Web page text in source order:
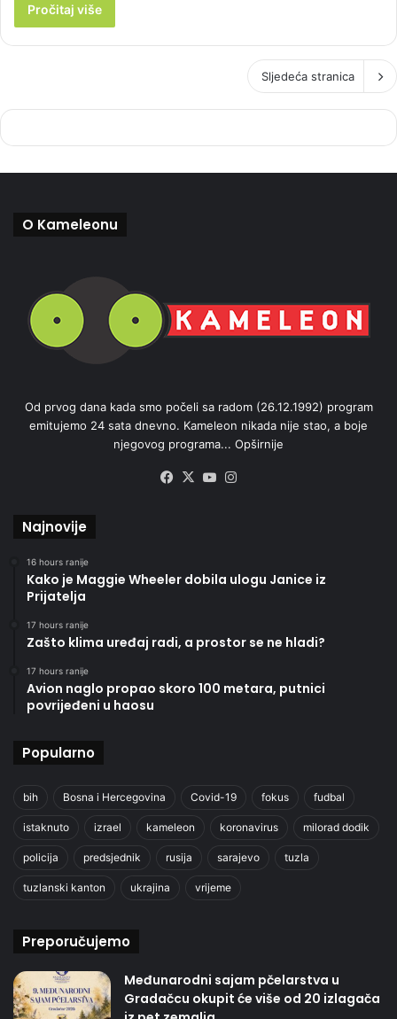
Pročitaj više
Sljedeća stranica
O Kameleonu
Od prvog dana kada smo počeli sa radom (26.12.1992) program
emitujemo 24 sata dnevno. Kameleon nikada nije stao, a boje
njegovog programa... Opširnije
Facebook
X YouTube
Najnovije
16 hours ranije
Kako je Maggie Wheeler dobila ulogu Janice iz
Prijatelja
17 hours ranije
Zašto klima uređaj radi, a prostor se ne hladi?
17 hours ranije
Avion naglo propao skoro 100 metara, putnici
povrijeđeni u haosu
Popularno
bih Bosna i Hercegovina Covid-19 fokus fudbal
istaknuto izrael kameleon koronavirus milorad dodik
policija predsjednik rusija sarajevo tuzla
tuzlanski kanton ukrajina vrijeme
Preporučujemo
Međunarodni sajam pčelarstva u
Gradačcu okupit će više od 20 izlagača